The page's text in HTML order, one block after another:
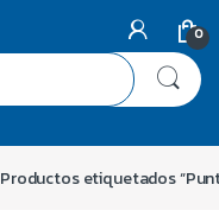
0
Productos etiquetados